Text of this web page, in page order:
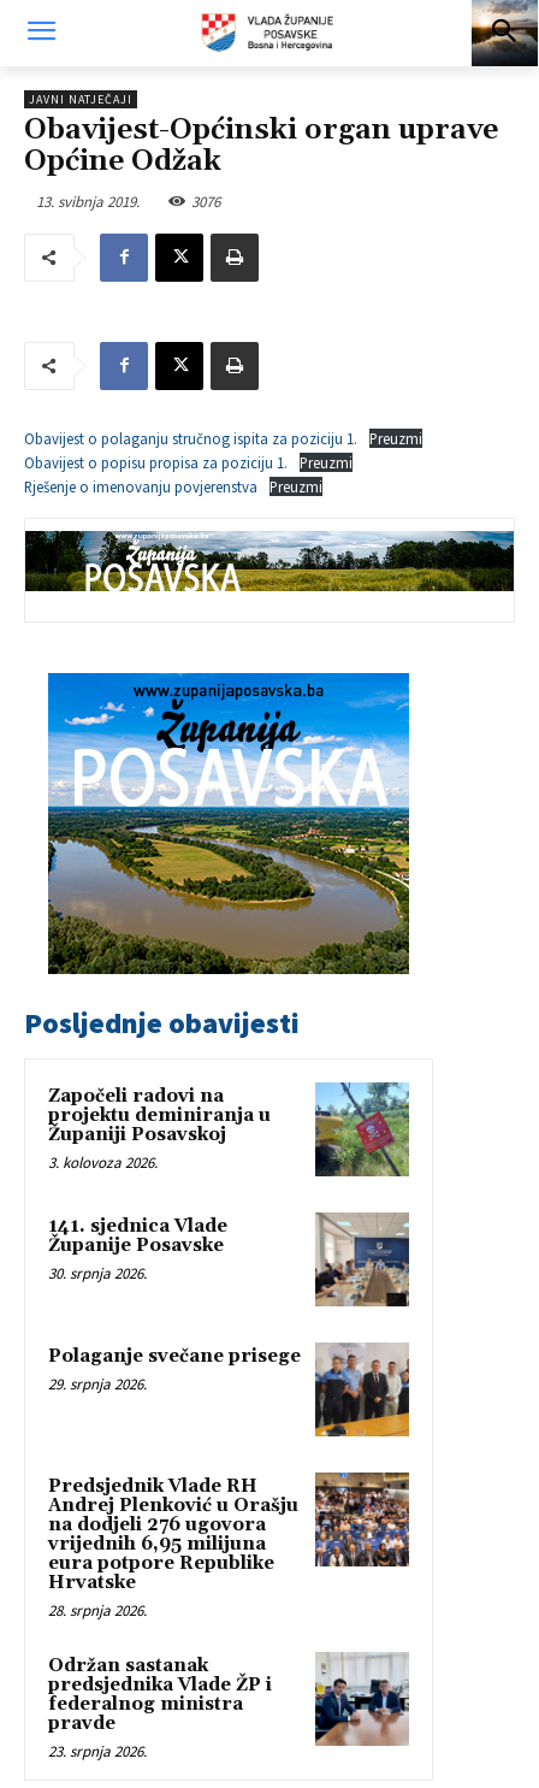
JAVNI NATJEČAJI
Obavijest-Općinski organ uprave
Općine Odžak
13. svibnja 2019. 3076
Obavijest o polaganju stručnog ispita za poziciju 1.
Preuzmi
Obavijest o popisu propisa za poziciju 1.
Preuzmi
Rješenje o imenovanju povjerenstva
Preuzmi
Posljednje obavijesti
Započeli radovi na
projektu deminiranja u
Županiji Posavskoj
3. kolovoza 2026.
141. sjednica Vlade
Županije Posavske
30. srpnja 2026.
Polaganje svečane prisege
29. srpnja 2026.
Predsjednik Vlade RH
Andrej Plenković u Orašju
na dodjeli 276 ugovora
vrijednih 6,95 milijuna
eura potpore Republike
Hrvatske
28. srpnja 2026.
Održan sastanak
predsjednika Vlade ŽP i
federalnog ministra
pravde
23. srpnja 2026.